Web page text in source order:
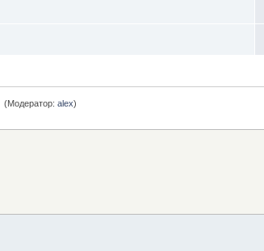
(Модератор:alex)